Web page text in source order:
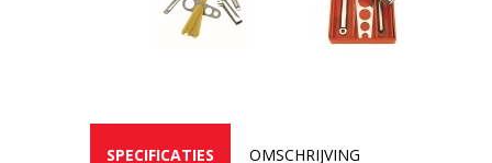
SPECIFICATIES OMSCHRIJVING